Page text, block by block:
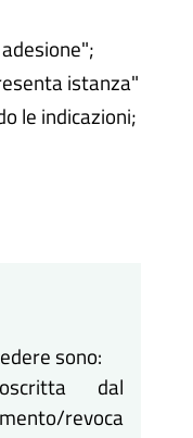
istanza"
le indicazioni;
sono:
dal
revoca